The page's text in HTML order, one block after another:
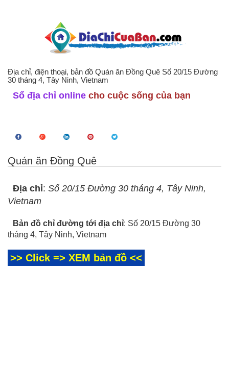
Địa chỉ, điện thoại, bản đồ Quán ăn Đồng Quê Số 20/15 Đường
30 tháng 4, Tây Ninh, Vietnam
Sổ địa chỉ online cho cuộc sống của bạn
Quán ăn Đồng Quê
Địa chỉ: Số 20/15 Đường 30 tháng 4, Tây Ninh,
Vietnam
Bản đồ chỉ đường tới địa chỉ: Số 20/15 Đường 30
tháng 4, Tây Ninh, Vietnam
>> Click => XEM bản đồ <<